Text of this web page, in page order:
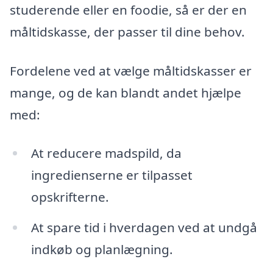
studerende eller en foodie, så er der en
måltidskasse, der passer til dine behov.
Fordelene ved at vælge måltidskasser er
mange, og de kan blandt andet hjælpe
med:
At reducere madspild, da
ingredienserne er tilpasset
opskrifterne.
At spare tid i hverdagen ved at undgå
indkøb og planlægning.